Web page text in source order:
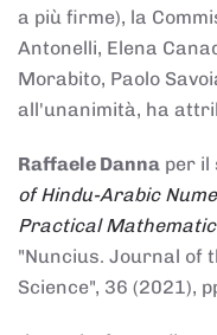
a più firme), la
Antonelli, Elena
Morabito, Paolo
all'unanimità, ha
Raffaele Danna per il
of Hindu-Arabic
Practical
"Nuncius. Journal of
Science", 36 (2021),